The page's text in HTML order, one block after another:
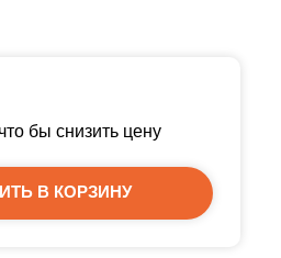
что бы снизить цену
В КОРЗИНУ